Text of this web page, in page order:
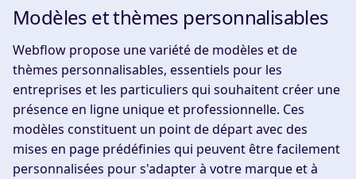
Modèles et thèmes personnalisables
Webflow propose une variété de modèles et de
thèmes personnalisables, essentiels pour les
entreprises et les particuliers qui souhaitent créer une
présence en ligne unique et professionnelle. Ces
modèles constituent un point de départ avec des
mises en page prédéfinies qui peuvent être facilement
personnalisées pour s'adapter à votre marque et à